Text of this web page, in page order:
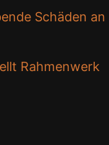
Schäden an
Rahmenwerk